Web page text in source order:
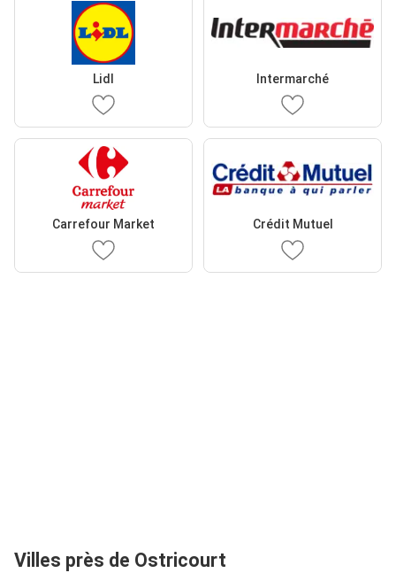
Lidl Intermarché
Carrefour Market Crédit Mutuel
Villes près de Ostricourt